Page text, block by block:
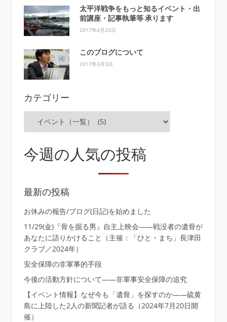
太平洋戦争をもっと知るイベント・出
前講座・記事執筆等 承ります
2017年4月25日
このブログについて
2017年3月3日
カテゴリー
リ
ー
今週の人気の投稿
最新の投稿
お休みの報告/ブログ(日記)を始めました
11/29(金)『骨を掘る男』自主上映会――戦没者の遺骨が
あなたに語りかけること（主催：「ひと・まち」長津田
クラブ／2024年）
安全保障の非軍事的手段
今後の活動方針について――非軍事安全保障の追究
【イベント情報】なぜ今も「遺骨」を探すのか――硫黄
島に上陸した2人の新聞記者が語る（2024年7月20日開
催）